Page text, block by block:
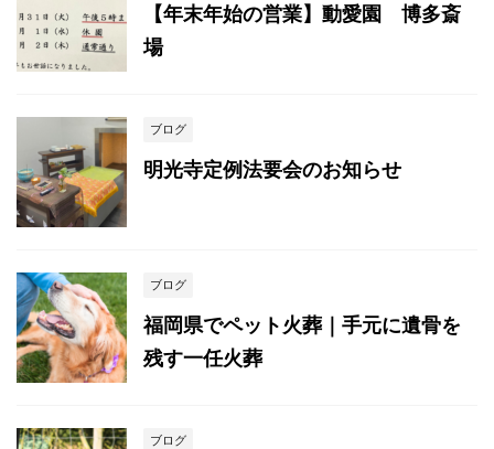
【年末年始の営業】動愛園 博多斎
場
ブログ
明光寺定例法要会のお知らせ
ブログ
福岡県でペット火葬｜手元に遺骨を
残す一任火葬
ブログ